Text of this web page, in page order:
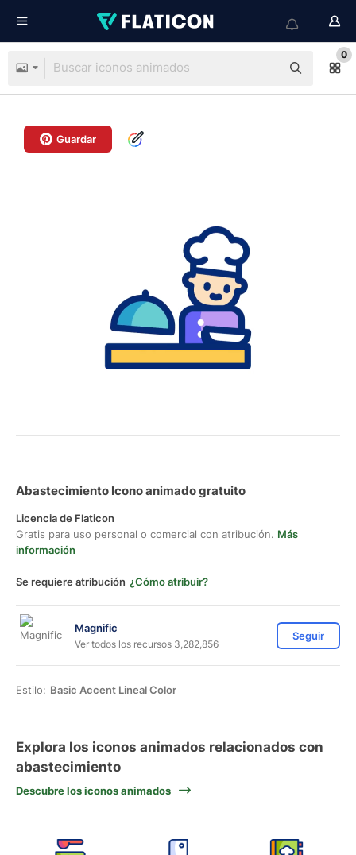
0
Guardar
Abastecimiento Icono animado gratuito
Licencia de Flaticon
Gratis para uso personal o comercial con atribución. Más
información
Se requiere atribución ¿Cómo atribuir?
Magnific
Ver todos los recursos 3,282,856
Seguir
Estilo: Basic Accent Lineal Color
Explora los iconos animados relacionados con
abastecimiento
Descubre los iconos animados